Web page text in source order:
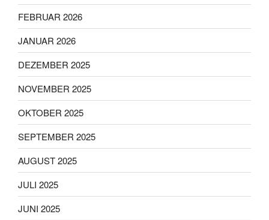
FEBRUAR 2026
JANUAR 2026
DEZEMBER 2025
NOVEMBER 2025
OKTOBER 2025
SEPTEMBER 2025
AUGUST 2025
JULI 2025
JUNI 2025